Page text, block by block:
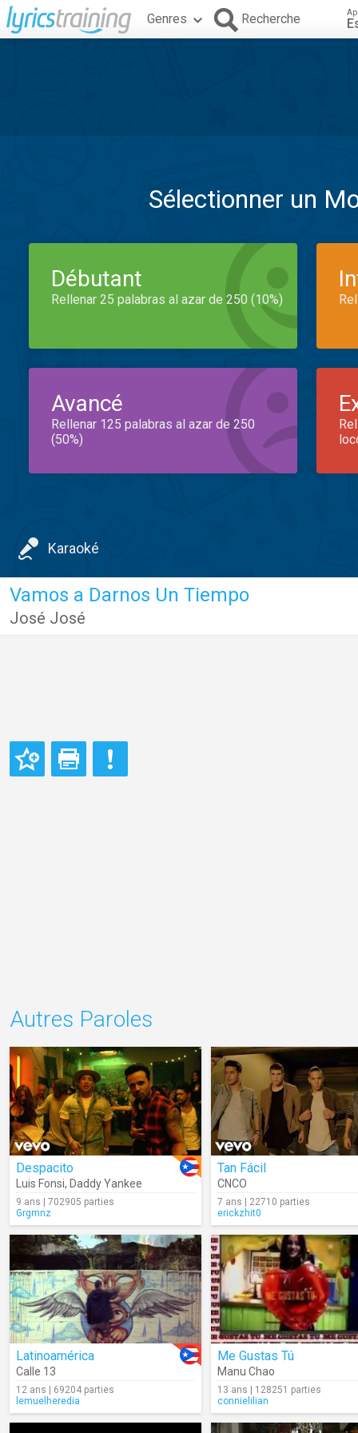
Genres Recherche
Sélectionner un
Débutant
Rellenar 25 palabras al azar de 250 (10%)
Avancé
Rellenar 125 palabras al azar de 250
(50%)
Karaoké
Vamos a Darnos Un Tiempo
José José
Autres Paroles
Despacito
Luis Fonsi, Daddy Yankee
9 ans | 702905 parties
Grgmnz
Tan Fácil
CNCO
7 ans | 22710 parties
erickzhit0
Latinoamérica
Calle 13
12 ans | 69204 parties
lemuelheredia
Me Gustas Tú
Manu Chao
13 ans | 128251 parties
connielilian